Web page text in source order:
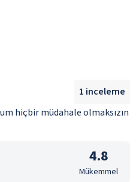
hiçbir müdahale olmaksızın
1 inceleme
4.8
Mükemmel